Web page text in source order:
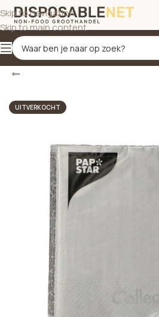
Skip to navigation
Skip to main content
Terug Home/Servetten met dessin
UITVERKOCHT